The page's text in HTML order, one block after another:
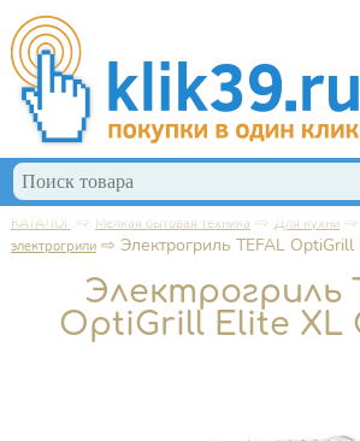
Перейти к основному содержанию
Форма поиска
Поиск
Вы здесь
КАТАЛОГ ⇨ Мелкая бытовая техника ⇨ Для кухни⇨
электрогрили⇨ Электрогриль TEFAL
Электрогриль
OptiGrill Elite XL